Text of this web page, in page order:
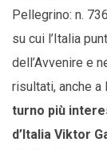
Pellegrino: n.
su cui l’Italia
dell’Avvenire e
risultati, anche a
turno più
d’Italia Viktor